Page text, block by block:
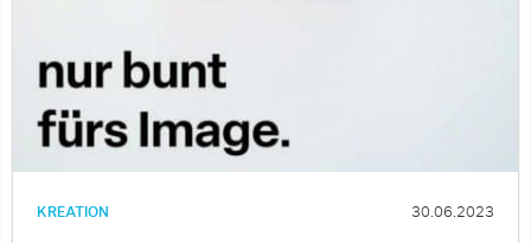
KREATION 30.06.2023